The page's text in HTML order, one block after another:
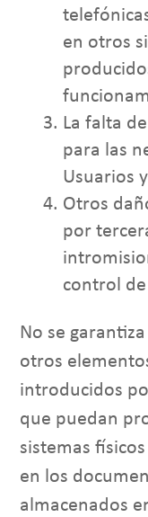
en otros
La falta
para las
Usuarios
Otros
por
control de
No se
otros
introducidos
que puedan
sistemas
en los
almacenados